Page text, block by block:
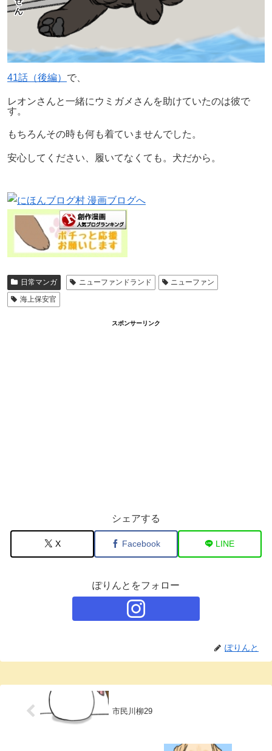
41話（後編） で、
レオンさんと一緒にウミガメさんを助けていたのは彼で
す。
もちろんその時も何も着ていませんでした。
安心してください、履いてなくても。犬だから。
日常マンガ ニューファンドランド
ニューファン
海上保安官
スポンサーリンク
シェアする
X Facebook LINE
ぽりんとをフォロー
ぽりんと
市民川柳29